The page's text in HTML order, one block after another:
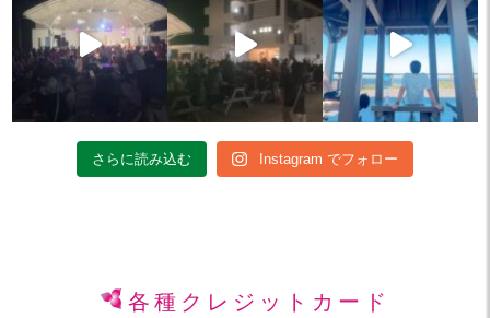
さらに読み込む Instagram でフォロー
各種クレジットカード